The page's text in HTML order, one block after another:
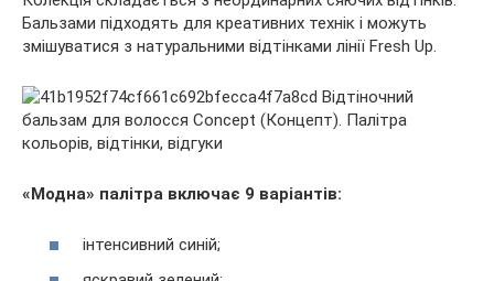
Бальзами підходять для креативних технік і можуть
змішуватися з натуральними відтінками лінії Fresh Up.
«Модна» палітра включає 9 варіантів:
інтенсивний синій;